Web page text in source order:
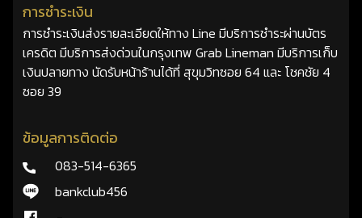
การชำระเงิน
การชำระเงินส่งรายละเอียดให้ทาง Line มีบริการชำระผ่านบัตร
เครดิต มีบริการส่งด่วนในกรุงเทพ Grab Lineman มีบริการเก็บ
เงินปลายทาง นัดรับหน้าร้านได้ที่ สุขุมวิทซอย 64 และ โชคชัย 4
ซอย 39
ข้อมูลการติดต่อ
083-514-6365
bankclub456